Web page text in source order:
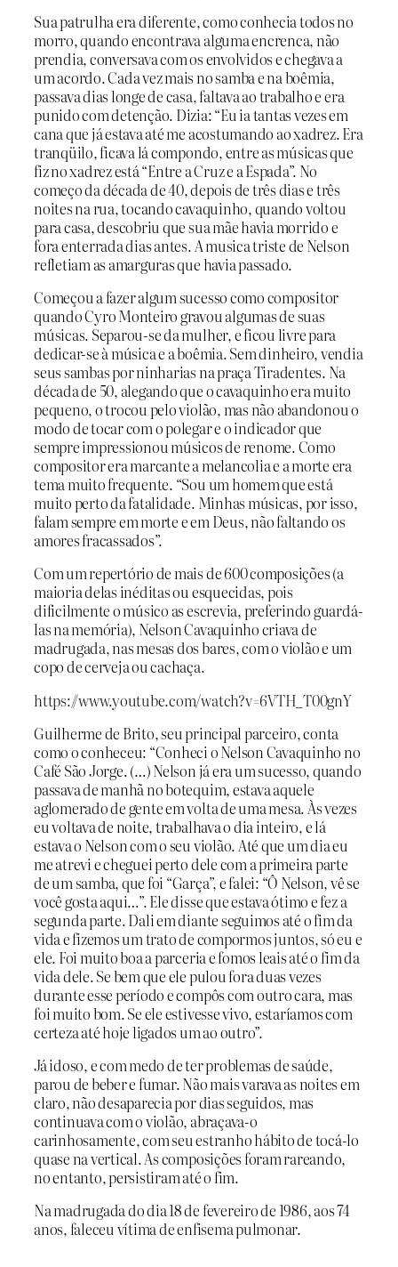
Sua patrulha era diferente, como conhecia todos no
morro, quando encontrava alguma encrenca, não
prendia, conversava com os envolvidos e chegava a
um acordo. Cada vez mais no samba e na boêmia,
passava dias longe de casa, faltava ao trabalho e era
punido com detenção. Dizia: “Eu ia tantas vezes em
cana que já estava até me acostumando ao xadrez. Era
tranqüilo, ficava lá compondo, entre as músicas que
fiz no xadrez está “Entre a Cruz e a Espada”. No
começo da década de 40, depois de três dias e três
noites na rua, tocando cavaquinho, quando voltou
para casa, descobriu que sua mãe havia morrido e
fora enterrada dias antes. A musica triste de Nelson
refletiam as amarguras que havia passado.
Começou a fazer algum sucesso como compositor
quando Cyro Monteiro gravou algumas de suas
músicas. Separou-se da mulher, e ficou livre para
dedicar-se à música e a boêmia. Sem dinheiro, vendia
seus sambas por ninharias na praça Tiradentes. Na
década de 50, alegando que o cavaquinho era muito
pequeno, o trocou pelo violão, mas não abandonou o
modo de tocar com o polegar e o indicador que
sempre impressionou músicos de renome. Como
compositor era marcante a melancolia e a morte era
tema muito frequente. “Sou um homem que está
muito perto da fatalidade. Minhas músicas, por isso,
falam sempre em morte e em Deus, não faltando os
amores fracassados”.
Com um repertório de mais de 600 composições (a
maioria delas inéditas ou esquecidas, pois
dificilmente o músico as escrevia, preferindo guardá-
las na memória), Nelson Cavaquinho criava de
madrugada, nas mesas dos bares, com o violão e um
copo de cerveja ou cachaça.
https://www.youtube.com/watch?v=6VTH_T00gnY
Guilherme de Brito, seu principal parceiro, conta
como o conheceu: “Conheci o Nelson Cavaquinho no
Café São Jorge. (…) Nelson já era um sucesso, quando
passava de manhã no botequim, estava aquele
aglomerado de gente em volta de uma mesa. Às vezes
eu voltava de noite, trabalhava o dia inteiro, e lá
estava o Nelson com o seu violão. Até que um dia eu
me atrevi e cheguei perto dele com a primeira parte
de um samba, que foi “Garça”, e falei: “Ô Nelson, vê se
você gosta aqui…”. Ele disse que estava ótimo e fez a
segunda parte. Dali em diante seguimos até o fim da
vida e fizemos um trato de compormos juntos, só eu e
ele. Foi muito boa a parceria e fomos leais até o fim da
vida dele. Se bem que ele pulou fora duas vezes
durante esse período e compôs com outro cara, mas
foi muito bom. Se ele estivesse vivo, estaríamos com
certeza até hoje ligados um ao outro”.
Já idoso, e com medo de ter problemas de saúde,
parou de beber e fumar. Não mais varava as noites em
claro, não desaparecia por dias seguidos, mas
continuava com o violão, abraçava-o
carinhosamente, com seu estranho hábito de tocá-lo
quase na vertical. As composições foram rareando,
no entanto, persistiram até o fim.
Na madrugada do dia 18 de fevereiro de 1986, aos 74
anos, faleceu vítima de enfisema pulmonar.